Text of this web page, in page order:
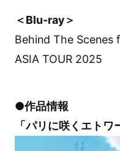
＜Blu-ray＞
Behind The Scenes
ASIA TOUR 2025
●作品情報
「パリに咲くエトワ